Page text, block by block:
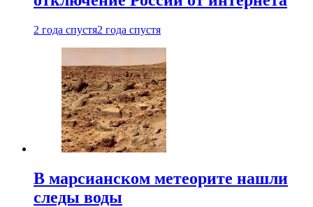
2 года спустя2 года спустя
В марсианском метеорите нашли
следы воды